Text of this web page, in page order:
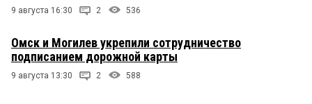
9 августа 16:30 2 536
Омск и Могилев укрепили сотрудничество
подписанием дорожной карты
9 августа 13:30 2 588